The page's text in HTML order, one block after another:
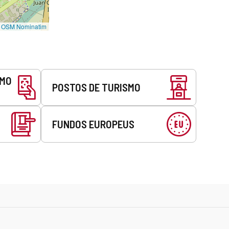
OSM Nominatim
POSTOS DE TURISMO
FUNDOS EUROPEUS